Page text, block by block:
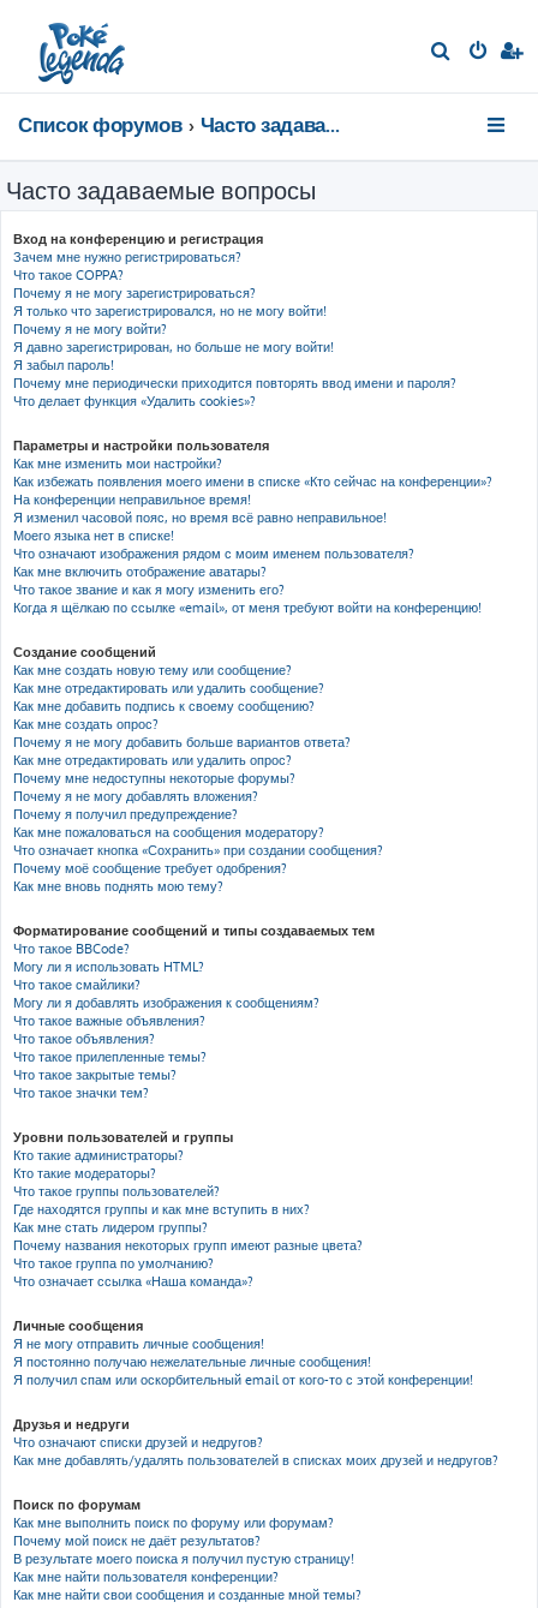
Список форумов Часто задаваемые вопросы
Часто задаваемые вопросы
Вход на конференцию и регистрация
Зачем мне нужно регистрироваться?
Что такое COPPA?
Почему я не могу зарегистрироваться?
Я только что зарегистрировался, но не могу войти!
Почему я не могу войти?
Я давно зарегистрирован, но больше не могу войти!
Я забыл пароль!
Почему мне периодически приходится повторять ввод имени и пароля?
Что делает функция «Удалить cookies»?
Параметры и настройки пользователя
Как мне изменить мои настройки?
Как избежать появления моего имени в списке «Кто сейчас на конференции»?
На конференции неправильное время!
Я изменил часовой пояс, но время всё равно неправильное!
Моего языка нет в списке!
Что означают изображения рядом с моим именем пользователя?
Как мне включить отображение аватары?
Что такое звание и как я могу изменить его?
Когда я щёлкаю по ссылке «email», от меня требуют войти на конференцию!
Создание сообщений
Как мне создать новую тему или сообщение?
Как мне отредактировать или удалить сообщение?
Как мне добавить подпись к своему сообщению?
Как мне создать опрос?
Почему я не могу добавить больше вариантов ответа?
Как мне отредактировать или удалить опрос?
Почему мне недоступны некоторые форумы?
Почему я не могу добавлять вложения?
Почему я получил предупреждение?
Как мне пожаловаться на сообщения модератору?
Что означает кнопка «Сохранить» при создании сообщения?
Почему моё сообщение требует одобрения?
Как мне вновь поднять мою тему?
Форматирование сообщений и типы создаваемых тем
Что такое BBCode?
Могу ли я использовать HTML?
Что такое смайлики?
Могу ли я добавлять изображения к сообщениям?
Что такое важные объявления?
Что такое объявления?
Что такое прилепленные темы?
Что такое закрытые темы?
Что такое значки тем?
Уровни пользователей и группы
Кто такие администраторы?
Кто такие модераторы?
Что такое группы пользователей?
Где находятся группы и как мне вступить в них?
Как мне стать лидером группы?
Почему названия некоторых групп имеют разные цвета?
Что такое группа по умолчанию?
Что означает ссылка «Наша команда»?
Личные сообщения
Я не могу отправить личные сообщения!
Я постоянно получаю нежелательные личные сообщения!
Я получил спам или оскорбительный email от кого-то с этой конференции!
Друзья и недруги
Что означают списки друзей и недругов?
Как мне добавлять/удалять пользователей в списках моих друзей и недругов?
Поиск по форумам
Как мне выполнить поиск по форуму или форумам?
Почему мой поиск не даёт результатов?
В результате моего поиска я получил пустую страницу!
Как мне найти пользователя конференции?
Как мне найти свои сообщения и созданные мной темы?